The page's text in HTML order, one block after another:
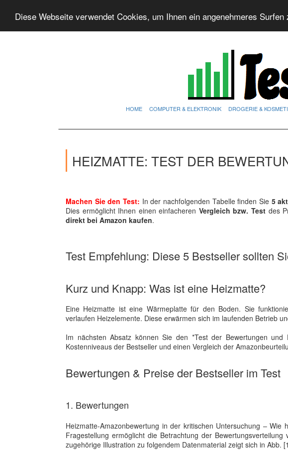
Diese Webseite verwendet Cookies, um Ihnen ein angenehmeres Surfen
HOME COMPUTER & ELEKTRONIK DROGERIE &
HEIZMATTE: TEST DER
Machen Sie den Test: In der nachfolgenden Tabelle finden Sie 5
Dies ermöglicht Ihnen einen einfacheren Vergleich bzw. Testdes
direkt bei Amazon kaufen.
Test Empfehlung: Diese 5 Bestseller sollten
Kurz und Knapp: Was ist eine Heizmatte?
Eine Heizmatte ist eine Wärmeplatte für den Boden. Sie
verlaufen Heizelemente. Diese erwärmen sich im laufenden Betrieb
Im nächsten Absatz können Sie den *Test der Bewertungen
Kostenniveaus der Bestseller und einen Vergleich der
Bewertungen & Preise der Bestseller im Test
1. Bewertungen
Heizmatte-Amazonbewertung in der kritischen Untersuchung –
Fragestellung ermöglicht die Betrachtung der
zugehörige Illustration zu folgendem Datenmaterial zeigt sich in Abb.